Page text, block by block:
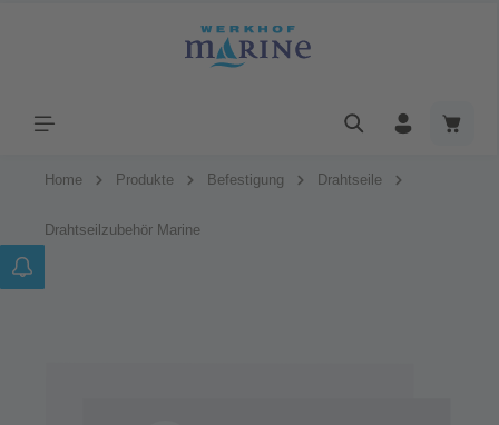
Home Produkte Befestigung Drahtseile
Drahtseilzubehör Marine